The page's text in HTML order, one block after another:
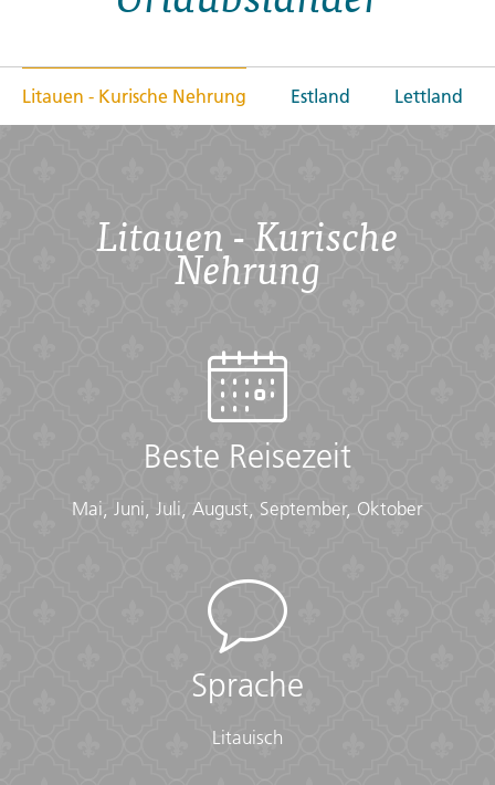
Litauen - Kurische Nehrung Estland Lettland
Litauen - Kurische
Nehrung
Beste Reisezeit
Mai, Juni, Juli, August, September, Oktober
Sprache
Litauisch